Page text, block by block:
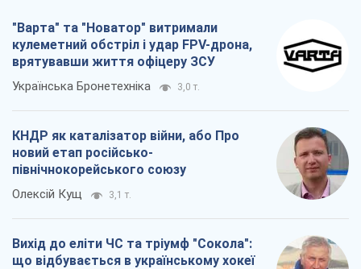
"Варта" та "Новатор" витримали
кулеметний обстріл і удар FPV-дрона,
врятувавши життя офіцеру ЗСУ
Українська Бронетехніка 3,0 т.
КНДР як каталізатор війни, або Про
новий етап російсько-
північнокорейського союзу
Олексій Кущ 3,1 т.
Вихід до еліти ЧС та тріумф "Сокола":
що відбувається в українському хокеї